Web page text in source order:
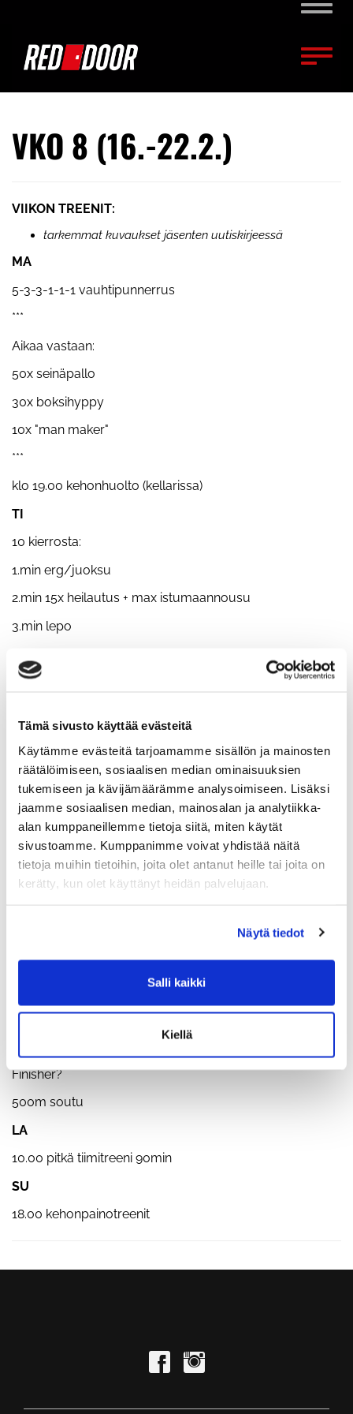
Tämä sivusto käyttää evästeitä
Käytämme evästeitä tarjoamamme sisällön ja mainosten
räätälöimiseen, sosiaalisen median ominaisuuksien
tukemiseen ja kävijämäärämme analysoimiseen. Lisäksi
jaamme sosiaalisen median, mainosalan ja analytiikka-
alan kumppaneillemme tietoja siitä, miten käytät
sivustoamme. Kumppanimme voivat yhdistää näitä
tietoja muihin tietoihin, joita olet antanut heille tai joita on
kerätty, kun olet käyttänyt heidän palvelujaan.
Näytä tiedot
Salli kaikki
Kiellä
VKO 8 (16.-22.2.)
VIIKON TREENIT:
tarkemmat kuvaukset jäsenten uutiskirjeessä
MA
5-3-3-1-1-1 vauhtipunnerrus
***
Aikaa vastaan:
50x seinäpallo
30x boksihyppy
10x "man maker"
***
klo 19.00 kehonhuolto (kellarissa)
TI
10 kierrosta:
1.min erg/juoksu
2.min 15x heilautus + max istumaannousu
3.min lepo
18.00 painonnosto (tempaus&työntö)
1-2-3 x4 takakyykky
***
3x6 penkkipunnerrus ja maastaveto
PE
10x 1min välein:
5x 1min työ, 1min lepo:
- tempaus käsipainolla
Finisher?
500m soutu
LA
10.00 pitkä tiimitreeni 90min
SU
18.00 kehonpainotreenit